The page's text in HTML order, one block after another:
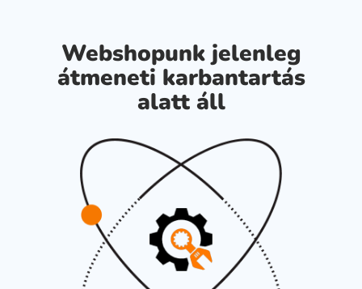
Webshopunk jelenleg
átmeneti karbantartás
alatt áll